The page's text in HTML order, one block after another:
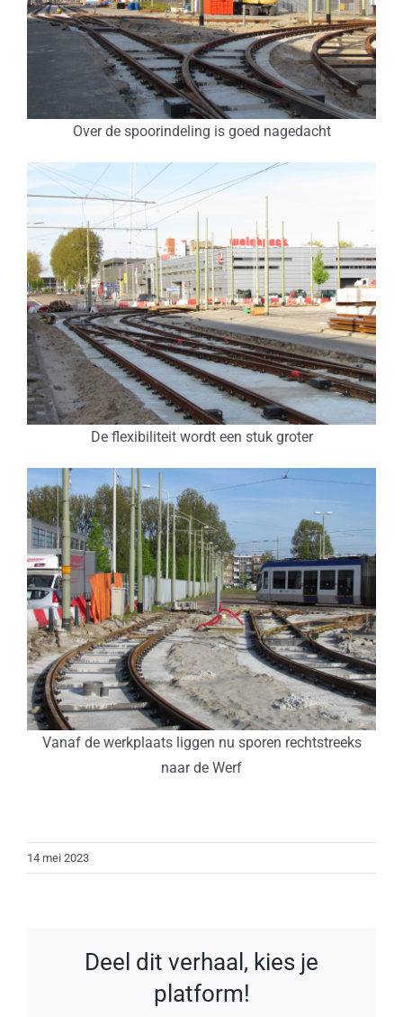
Over de spoorindeling is goed nagedacht
De flexibiliteit wordt een stuk groter
Vanaf de werkplaats liggen nu sporen rechtstreeks
naar de Werf
14 mei 2023
Deel dit verhaal, kies je
platform!